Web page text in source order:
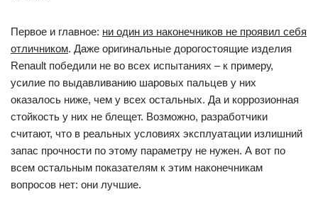
Первое и главное: ни один из наконечников не проявил себя
отличником. Даже оригинальные дорогостоящие изделия
Renault победили не во всех испытаниях – к примеру,
усилие по выдавливанию шаровых пальцев у них
оказалось ниже, чем у всех остальных. Да и коррозионная
стойкость у них не блещет. Возможно, разработчики
считают, что в реальных условиях эксплуатации излишний
запас прочности по этому параметру не нужен. А вот по
всем остальным показателям к этим наконечникам
вопросов нет: они лучшие.